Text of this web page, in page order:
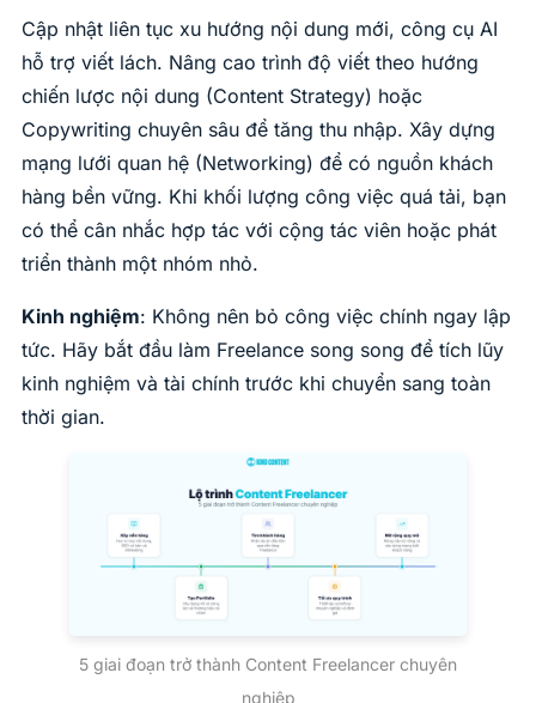
Cập nhật liên tục xu hướng nội dung mới, công cụ AI
hỗ trợ viết lách. Nâng cao trình độ viết theo hướng
chiến lược nội dung (Content Strategy) hoặc
Copywriting chuyên sâu để tăng thu nhập. Xây dựng
mạng lưới quan hệ (Networking) để có nguồn khách
hàng bền vững. Khi khối lượng công việc quá tải, bạn
có thể cân nhắc hợp tác với cộng tác viên hoặc phát
triển thành một nhóm nhỏ.
Kinh nghiệm: Không nên bỏ công việc chính ngay lập
tức. Hãy bắt đầu làm Freelance song song để tích lũy
kinh nghiệm và tài chính trước khi chuyển sang toàn
thời gian.
5 giai đoạn trở thành Content Freelancer chuyên
nghiệp